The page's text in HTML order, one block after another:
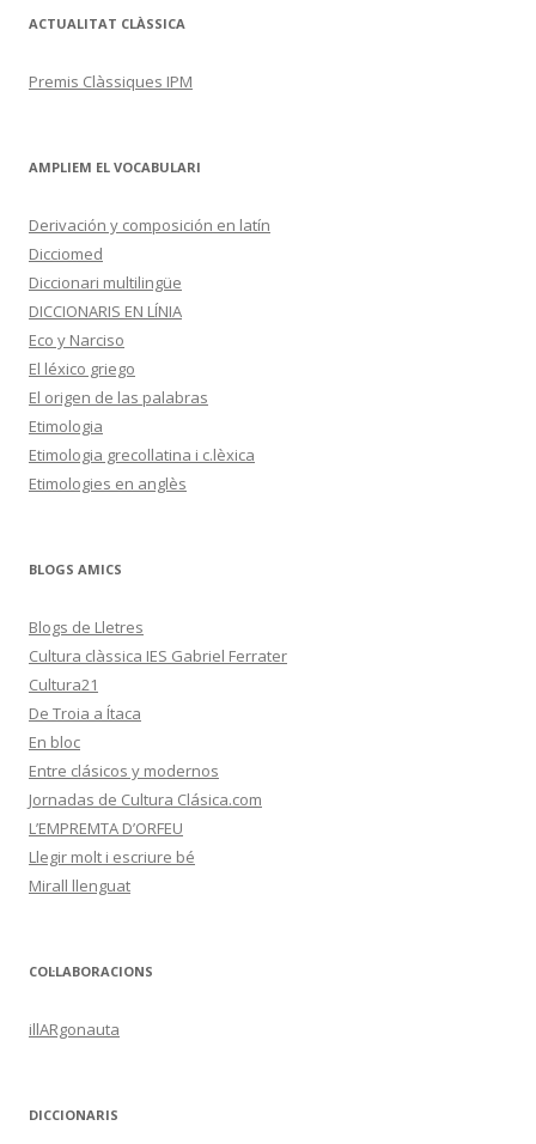
ACTUALITAT CLÀSSICA
Premis Clàssiques IPM
AMPLIEM EL VOCABULARI
Derivación y composición en latín
Dicciomed
Diccionari multilingüe
DICCIONARIS EN LÍNIA
Eco y Narciso
El léxico griego
El origen de las palabras
Etimologia
Etimologia grecollatina i c.lèxica
Etimologies en anglès
BLOGS AMICS
Blogs de Lletres
Cultura clàssica IES Gabriel Ferrater
Cultura21
De Troia a Ítaca
En bloc
Entre clásicos y modernos
Jornadas de Cultura Clásica.com
L’EMPREMTA D’ORFEU
Llegir molt i escriure bé
Mirall llenguat
COL·LABORACIONS
illARgonauta
DICCIONARIS